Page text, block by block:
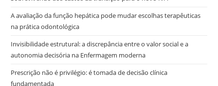
A avaliação da função hepática pode mudar escolhas terapêuticas
na prática odontológica
Invisibilidade estrutural: a discrepância entre o valor social e a
autonomia decisória na Enfermagem moderna
Prescrição não é privilégio: é tomada de decisão clínica
fundamentada